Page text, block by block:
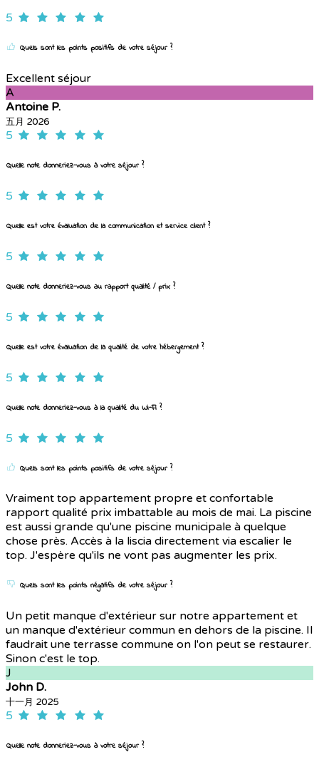
5
Quels sont les points positifs de votre séjour ?
Excellent séjour
A
Antoine P.
五月 2026
5
Quelle note donneriez-vous à votre séjour ?
5
Quelle est votre évaluation de la communication et service client ?
5
Quelle note donneriez-vous au rapport qualité / prix ?
5
Quelle est votre évaluation de la qualité de votre hébergement ?
5
Quelle note donneriez-vous à la qualité du Wi-Fi ?
5
Quels sont les points positifs de votre séjour ?
Vraiment top appartement propre et confortable
rapport qualité prix imbattable au mois de mai. La piscine
est aussi grande qu'une piscine municipale à quelque
chose près. Accès à la liscia directement via escalier le
top. J'espère qu'ils ne vont pas augmenter les prix.
Quels sont les points négatifs de votre séjour ?
Un petit manque d'extérieur sur notre appartement et
un manque d'extérieur commun en dehors de la piscine. Il
faudrait une terrasse commune on l'on peut se restaurer.
Sinon c'est le top.
J
John D.
十一月 2025
5
Quelle note donneriez-vous à votre séjour ?